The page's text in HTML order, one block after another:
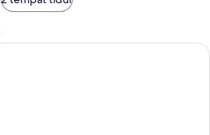
Area keluarga | Smart TV 26-inci